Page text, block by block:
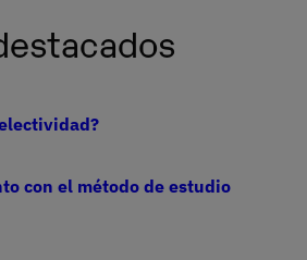
con el método de estudio